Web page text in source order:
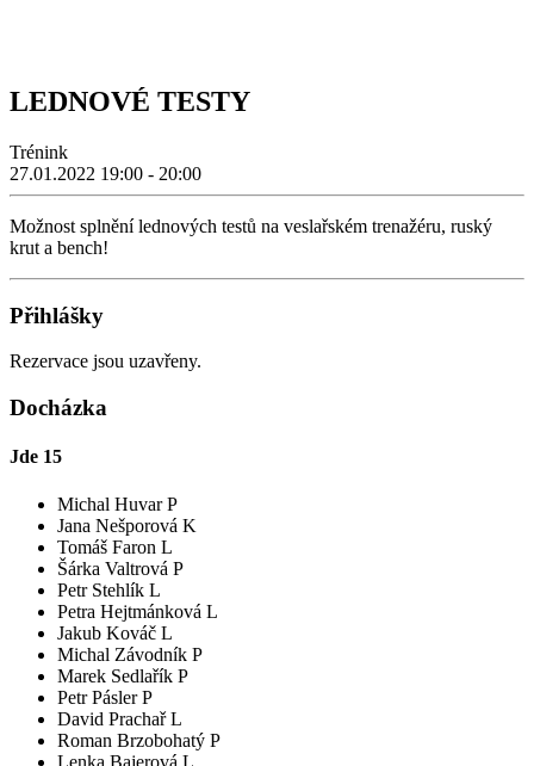
LEDNOVÉ TESTY
Trénink
27.01.2022 19:00 - 20:00
Možnost splnění lednových testů na veslařském trenažéru, ruský
krut a bench!
Přihlášky
Rezervace jsou uzavřeny.
Docházka
Jde 15
Michal Huvar P
Jana Nešporová K
Tomáš Faron L
Šárka Valtrová P
Petr Stehlík L
Petra Hejtmánková L
Jakub Kováč L
Michal Závodník P
Marek Sedlařík P
Petr Pásler P
David Prachař L
Roman Brzobohatý P
Lenka Bajerová L